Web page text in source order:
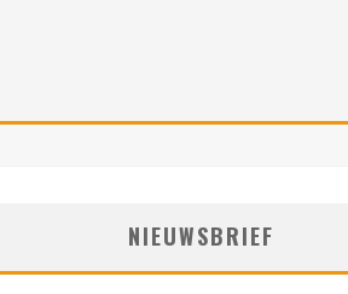
NIEUWSBRIEF